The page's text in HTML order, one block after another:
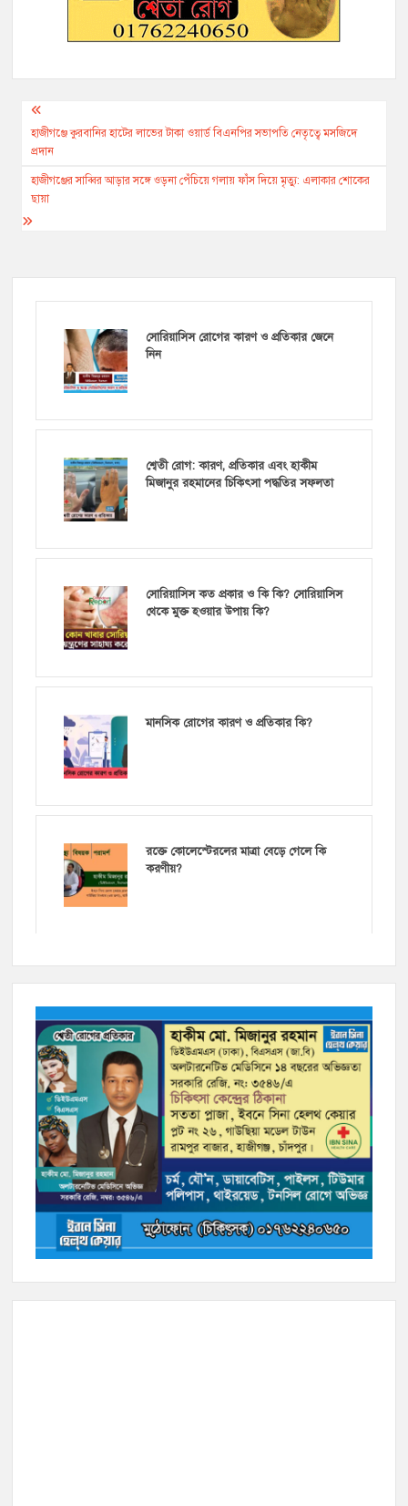
Post
navigation
হাজীগঞ্জে কুরবানির হাটের লাভের টাকা ওয়ার্ড বিএনপির সভাপতি নেতৃত্বে মসজিদে
প্রদান
হাজীগঞ্জের সাব্বির আড়ার সঙ্গে ওড়না পেঁচিয়ে গলায় ফাঁস দিয়ে মৃত্যু: এলাকার শোকের
ছায়া
সোরিয়াসিস রোগের কারণ ও প্রতিকার জেনে
নিন
শ্বেতী রোগ: কারণ, প্রতিকার এবং হাকীম
মিজানুর রহমানের চিকিৎসা পদ্ধতির সফলতা
সোরিয়াসিস কত প্রকার ও কি কি? সোরিয়াসিস
থেকে মুক্ত হওয়ার উপায় কি?
মানসিক রোগের কারণ ও প্রতিকার কি?
রক্তে কোলেস্টেরলের মাত্রা বেড়ে গেলে কি
করণীয়?